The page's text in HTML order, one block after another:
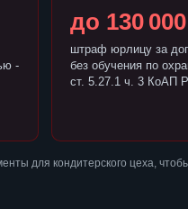
-
до 130
штраф юрлицу за
без обучения по
ст. 5.27.1 ч. 3 КоАП
для кондитерского цеха,